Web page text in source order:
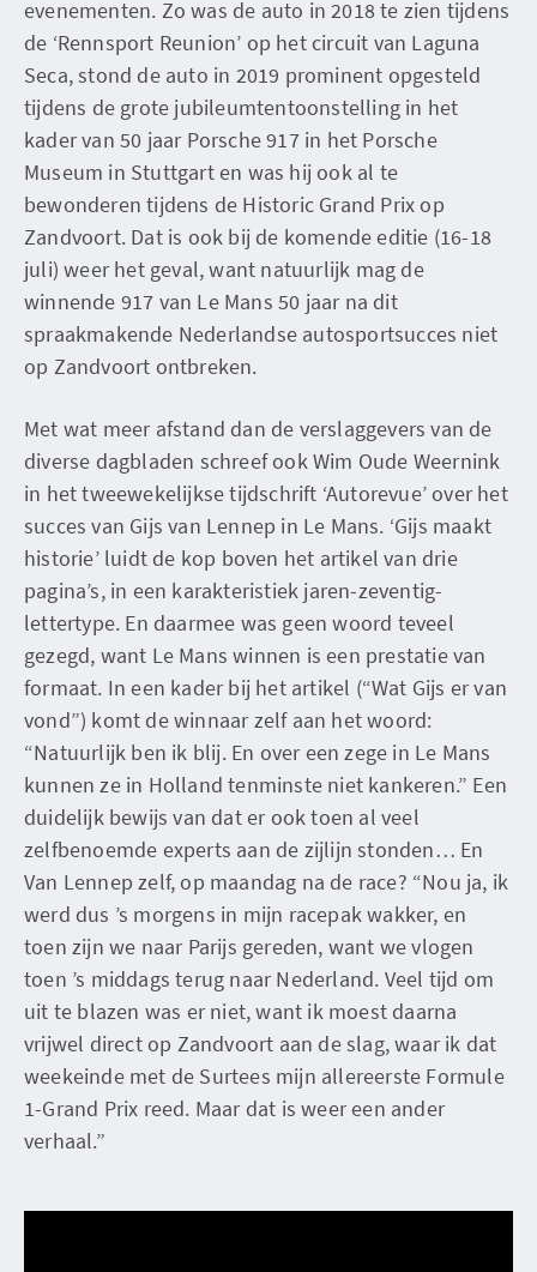
evenementen. Zo was de auto in 2018 te zien tijdens
de ‘Rennsport Reunion’ op het circuit van Laguna
Seca, stond de auto in 2019 prominent opgesteld
tijdens de grote jubileumtentoonstelling in het
kader van 50 jaar Porsche 917 in het Porsche
Museum in Stuttgart en was hij ook al te
bewonderen tijdens de Historic Grand Prix op
Zandvoort. Dat is ook bij de komende editie (16-18
juli) weer het geval, want natuurlijk mag de
winnende 917 van Le Mans 50 jaar na dit
spraakmakende Nederlandse autosportsucces niet
op Zandvoort ontbreken.
Met wat meer afstand dan de verslaggevers van de
diverse dagbladen schreef ook Wim Oude Weernink
in het tweewekelijkse tijdschrift ‘Autorevue’ over het
succes van Gijs van Lennep in Le Mans. ‘Gijs maakt
historie’ luidt de kop boven het artikel van drie
pagina’s, in een karakteristiek jaren-zeventig-
lettertype. En daarmee was geen woord teveel
gezegd, want Le Mans winnen is een prestatie van
formaat. In een kader bij het artikel (“Wat Gijs er van
vond”) komt de winnaar zelf aan het woord:
“Natuurlijk ben ik blij. En over een zege in Le Mans
kunnen ze in Holland tenminste niet kankeren.” Een
duidelijk bewijs van dat er ook toen al veel
zelfbenoemde experts aan de zijlijn stonden… En
Van Lennep zelf, op maandag na de race? “Nou ja, ik
werd dus ’s morgens in mijn racepak wakker, en
toen zijn we naar Parijs gereden, want we vlogen
toen ’s middags terug naar Nederland. Veel tijd om
uit te blazen was er niet, want ik moest daarna
vrijwel direct op Zandvoort aan de slag, waar ik dat
weekeinde met de Surtees mijn allereerste Formule
1-Grand Prix reed. Maar dat is weer een ander
verhaal.”